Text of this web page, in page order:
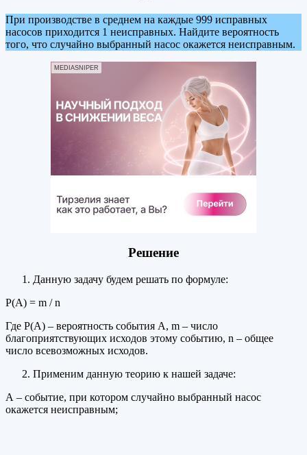
При производстве в среднем на каждые 999 исправных
насосов приходится 1 неисправных. Найдите вероятность
того, что случайно выбранный насос окажется неисправным.
MEDIASNIPER
Решение
Данную задачу будем решать по формуле:
Р(А) = m / n
Где Р(А) – вероятность события А, m – число
благоприятствующих исходов этому событию, n – общее
число всевозможных исходов.
Применим данную теорию к нашей задаче:
А – событие, при котором случайно выбранный насос
окажется неисправным;